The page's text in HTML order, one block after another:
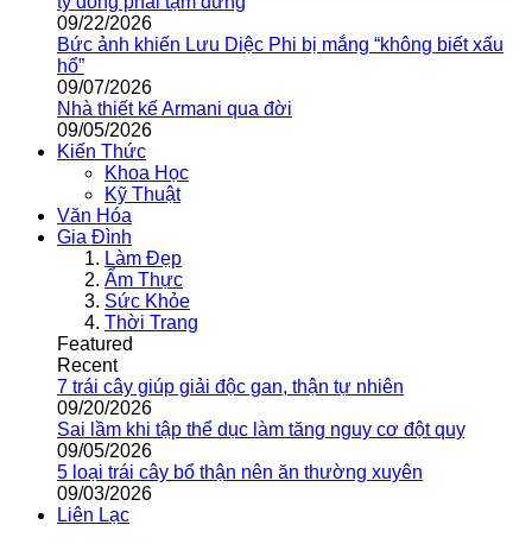
09/22/2026
Bức ảnh khiến Lưu Diệc Phi bị mắng “không biết xấu
hổ”
09/07/2026
Nhà thiết kế Armani qua đời
09/05/2026
Kiến Thức
Khoa Học
Kỹ Thuật
Văn Hóa
Gia Đình
Làm Đẹp
Ẩm Thực
Sức Khỏe
Thời Trang
Featured
Recent
7 trái cây giúp giải độc gan, thận tự nhiên
09/20/2026
Sai lầm khi tập thể dục làm tăng nguy cơ đột quỵ
09/05/2026
5 loại trái cây bổ thận nên ăn thường xuyên
09/03/2026
Liên Lạc